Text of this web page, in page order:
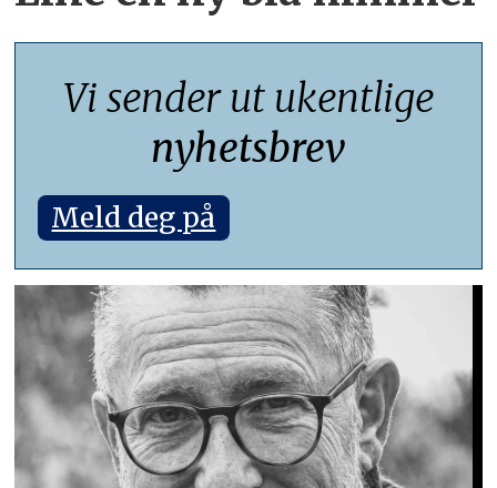
Vi sender ut ukentlige
nyhetsbrev
Meld deg på